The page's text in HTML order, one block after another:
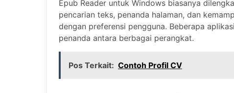
Epub Reader untuk Windows biasanya
pencarian teks, penanda halaman, dan
dengan preferensi pengguna. Beberapa
penanda antara berbagai perangkat.
Pos Terkait: Contoh Profil CV